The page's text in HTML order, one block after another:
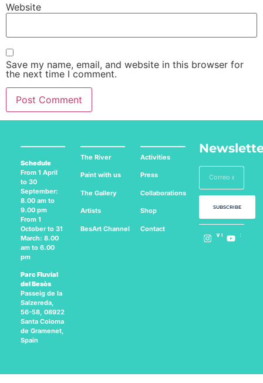
Website
Save my name, email, and website in this browser for
the next time I comment.
Schedule
From 1 April
to 30
September:
8.00 am to
9.00 pm
From 1
October to 31
March: 8.00
am to 6.00
pm
Parc Fluvial
del Besòs
Passeig de la
Salzereda,
56-58, 08922
Santa Coloma
de Gramenet,
Spain
The River
Paint with us
The Gallery
Artists
BesArt Channel
Activities
Press
Collaborations
Shop
Contact
SUBSCRIBE
Follow us on: